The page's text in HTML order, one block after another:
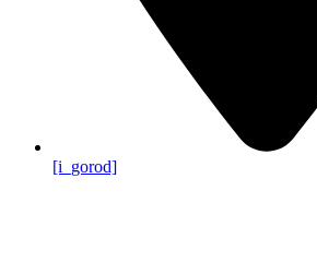
[i_gorod]